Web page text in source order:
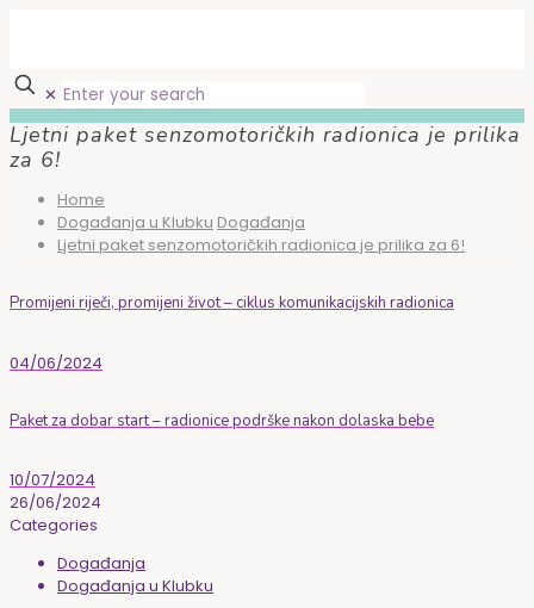
✕
Ljetni paket senzomotoričkih radionica je prilika
za 6!
Home
Događanja u Klubku Događanja
Ljetni paket senzomotoričkih radionica je prilika za 6!
Promijeni riječi, promijeni život – ciklus komunikacijskih radionica
04/06/2024
Paket za dobar start – radionice podrške nakon dolaska bebe
10/07/2024
26/06/2024
Categories
Događanja
Događanja u Klubku